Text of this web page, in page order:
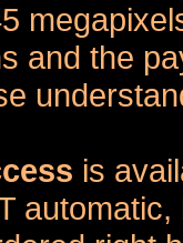
and the
is